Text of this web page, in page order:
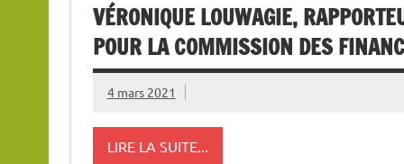
VÉRONIQUE LOUWAGIE,
POUR LA COMMISSION DES
4 mars 2021
LIRE LA SUITE...